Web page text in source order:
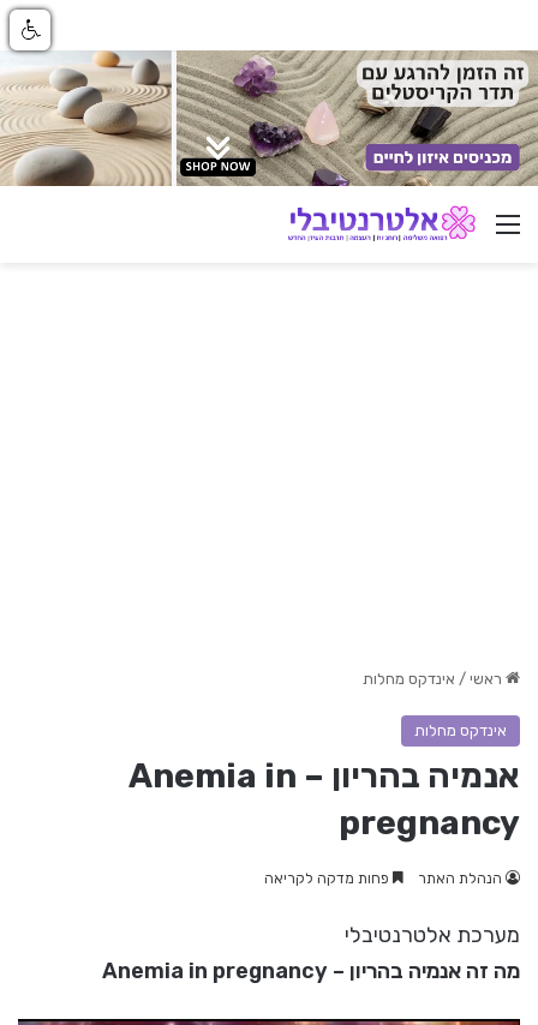
ניווט באתר
ראשי / אינדקס מחלות
אינדקס מחלות
אנמיה בהריון – Anemia in
pregnancy
הנהלת האתר פחות מדקה לקריאה
מערכת אלטרנטיבלי
מה זה אנמיה בהריון – Anemia in pregnancy